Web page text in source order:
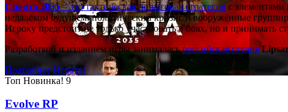
Спарта 2035– это тактическаяпошаговая стратегияс элементами
недалёком будущем: политический кризис и вооружённые
Игроку предстоит не только участвовать в боях, но и принимать
Разработкой и изданием игры занималасьроссийская студия
Подробнее Играть!
Топ Новинка! 9
Evolve RP